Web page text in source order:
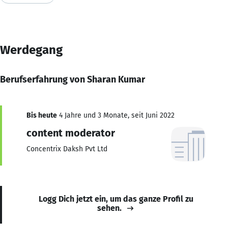
Werdegang
Berufserfahrung von Sharan Kumar
Bis heute 4 Jahre und 3 Monate, seit Juni 2022
content moderator
Concentrix Daksh Pvt Ltd
Logg Dich jetzt ein, um das ganze Profil zu
sehen.